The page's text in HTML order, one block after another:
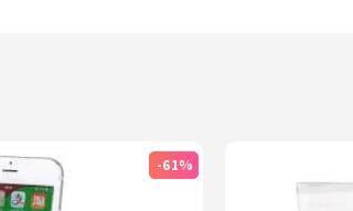
-61%